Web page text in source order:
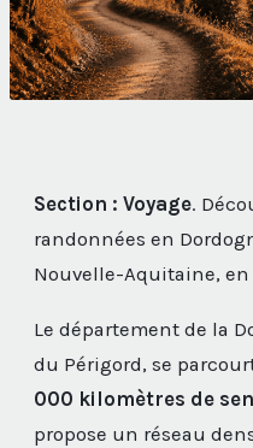
Section : Voyage.
randonnées en
Nouvelle-Aquitaine, en
Le département de la
du Périgord, se
000 kilomètres de
propose un réseau